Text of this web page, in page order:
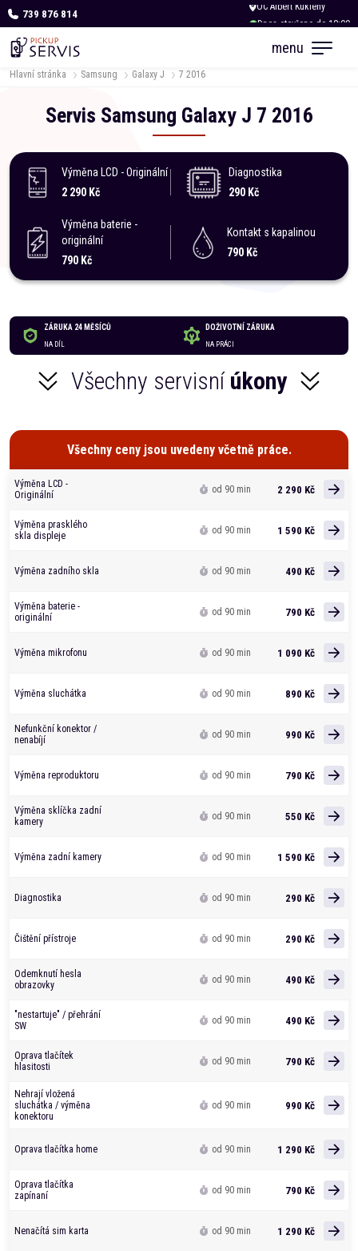
739 876 814
Dnes otevřeno do 18:00
menu
Hlavní stránka Samsung Galaxy J 7 2016
Servis Samsung Galaxy J 7 2016
Diagnostika
290 Kč
Výměna baterie -
originální
790 Kč
Kontakt s kapalinou
790 Kč
Výměna LCD - Originální
2 290 Kč
ZÁRUKA 24 MĚSÍCŮ
NA DÍL
DOŽIVOTNÍ ZÁRUKA
NA PRÁCI
Všechny servisní úkony
Všechny ceny jsou uvedeny včetně práce.
Výměna LCD -
Originální
od 90 min 2 290 Kč
Výměna prasklého
skla displeje
od 90 min 1 590 Kč
Výměna zadního skla od 90 min 490 Kč
Výměna baterie -
originální
od 90 min 790 Kč
Výměna mikrofonu od 90 min 1 090 Kč
Výměna sluchátka od 90 min 890 Kč
Nefunkční konektor /
nenabíjí
od 90 min 990 Kč
Výměna reproduktoru od 90 min 790 Kč
Výměna sklíčka zadní
kamery
od 90 min 550 Kč
Výměna zadní kamery od 90 min 1 590 Kč
Diagnostika od 90 min 290 Kč
Čištění přístroje od 90 min 290 Kč
Odemknutí hesla
obrazovky
od 90 min 490 Kč
"nestartuje" / přehrání
SW
od 90 min 490 Kč
Oprava tlačítek
hlasitosti
od 90 min 790 Kč
Nehrají vložená
sluchátka / výměna
konektoru
od 90 min 990 Kč
Oprava tlačítka home od 90 min 1 290 Kč
Oprava tlačítka
zapínaní
od 90 min 790 Kč
Nenačítá sim karta od 90 min 1 290 Kč